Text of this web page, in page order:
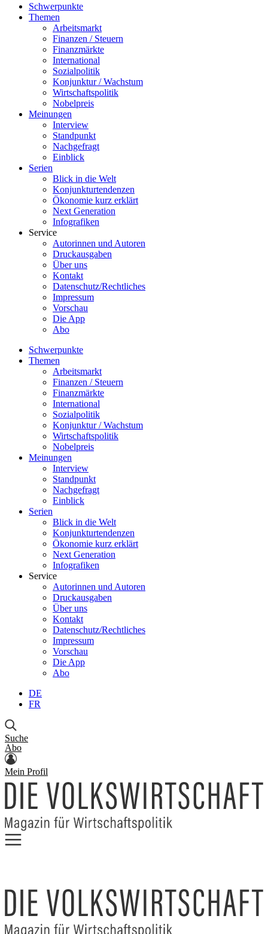
Schwerpunkte
Themen
Arbeitsmarkt
Finanzen / Steuern
Finanzmärkte
International
Sozialpolitik
Konjunktur / Wachstum
Wirtschaftspolitik
Nobelpreis
Meinungen
Interview
Standpunkt
Nachgefragt
Einblick
Serien
Blick in die Welt
Konjunkturtendenzen
Ökonomie kurz erklärt
Next Generation
Infografiken
Service
Autorinnen und Autoren
Druckausgaben
Über uns
Kontakt
Datenschutz/Rechtliches
Impressum
Vorschau
Die App
Abo
Schwerpunkte
Themen
Arbeitsmarkt
Finanzen / Steuern
Finanzmärkte
International
Sozialpolitik
Konjunktur / Wachstum
Wirtschaftspolitik
Nobelpreis
Meinungen
Interview
Standpunkt
Nachgefragt
Einblick
Serien
Blick in die Welt
Konjunkturtendenzen
Ökonomie kurz erklärt
Next Generation
Infografiken
Service
Autorinnen und Autoren
Druckausgaben
Über uns
Kontakt
Datenschutz/Rechtliches
Impressum
Vorschau
Die App
Abo
DE
FR
Suche
Abo
Mein Profil